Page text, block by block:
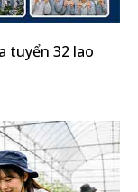
tuyển 32 lao